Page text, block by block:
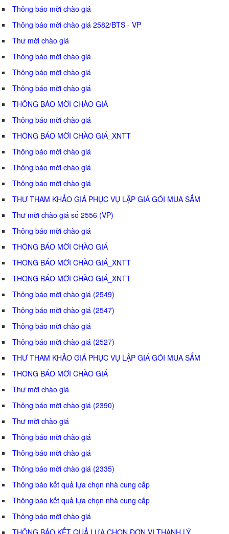
Thông báo mời chào giá
Thông báo mời chào giá 2582/BTS - VP
Thư mời chào giá
Thông báo mời chào giá
Thông báo mời chào giá
Thông báo mời chào giá
THÔNG BÁO MỜI CHÀO GIÁ
Thông báo mời chào giá
THÔNG BÁO MỜI CHÀO GIÁ_XNTT
Thông báo mời chào giá
Thông báo mời chào giá
Thông báo mời chào giá
THƯ THAM KHẢO GIÁ PHỤC VỤ LẬP GIÁ GÓI MUA SẮM
Thư mời chào giá số 2556 (VP)
Thông báo mời chào giá
THÔNG BÁO MỜI CHÀO GIÁ
THÔNG BÁO MỜI CHÀO GIÁ_XNTT
THÔNG BÁO MỜI CHÀO GIÁ_XNTT
Thông báo mời chào giá (2549)
Thông báo mời chào giá (2547)
Thông báo mời chào giá
Thông báo mời chào giá (2527)
THƯ THAM KHẢO GIÁ PHỤC VỤ LẬP GIÁ GÓI MUA SẮM
THÔNG BÁO MỜI CHÀO GIÁ
Thư mời chào giá
Thông báo mời chào giá (2390)
Thư mời chào giá
Thông báo mời chào giá
Thông báo mời chào giá
Thông báo mời chào giá (2335)
Thông báo kết quả lựa chọn nhà cung cấp
Thông báo kết quả lựa chọn nhà cung cấp
Thông báo mời chào giá
THÔNG BÁO KẾT QUẢ LỰA CHỌN ĐƠN VỊ THANH LÝ